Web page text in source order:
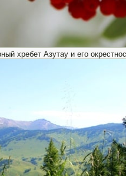
хребет Азутау и его